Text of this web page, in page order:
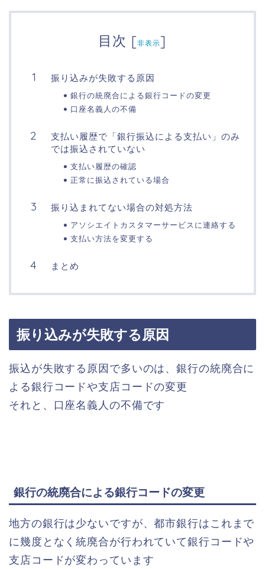
目次 [非表示]
振り込みが失敗する原因
銀行の統廃合による銀行コードの変更
口座名義人の不備
支払い履歴で「銀行振込による支払い」のみ
では振込されていない
支払い履歴の確認
正常に振込されている場合
振り込まれてない場合の対処方法
アソシエイトカスタマーサービスに連絡する
支払い方法を変更する
まとめ
振り込みが失敗する原因
振込が失敗する原因で多いのは、銀行の統廃合に
よる銀行コードや支店コードの変更
それと、口座名義人の不備です
銀行の統廃合による銀行コードの変更
地方の銀行は少ないですが、都市銀行はこれまで
に幾度となく統廃合が行われていて銀行コードや
支店コードが変わっています